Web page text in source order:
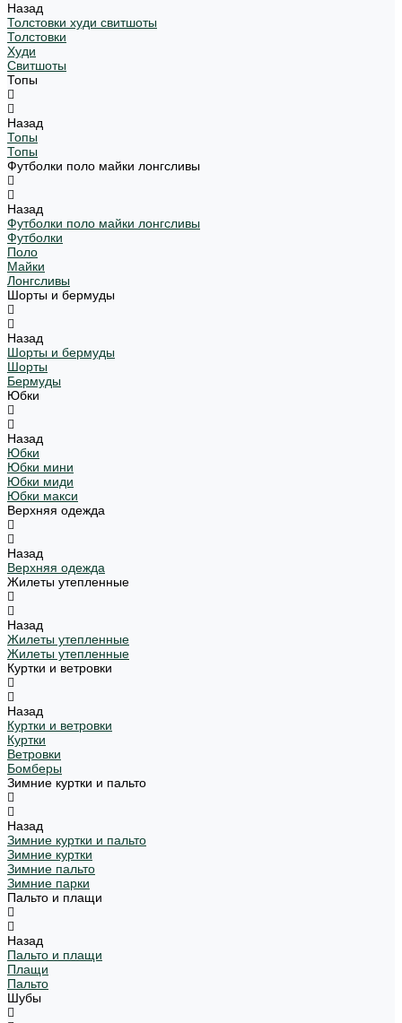
Назад
Толстовки худи свитшоты
Толстовки
Худи
Свитшоты
Топы
Назад
Топы
Топы
Футболки поло майки лонгсливы
Назад
Футболки поло майки лонгсливы
Футболки
Поло
Майки
Лонгсливы
Шорты и бермуды
Назад
Шорты и бермуды
Шорты
Бермуды
Юбки
Назад
Юбки
Юбки мини
Юбки миди
Юбки макси
Верхняя одежда
Назад
Верхняя одежда
Жилеты утепленные
Назад
Жилеты утепленные
Жилеты утепленные
Куртки и ветровки
Назад
Куртки и ветровки
Куртки
Ветровки
Бомберы
Зимние куртки и пальто
Назад
Зимние куртки и пальто
Зимние куртки
Зимние пальто
Зимние парки
Пальто и плащи
Назад
Пальто и плащи
Плащи
Пальто
Шубы